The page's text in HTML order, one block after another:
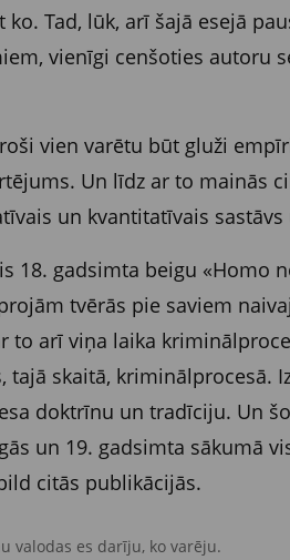
Tad, lūk, arī šajā esejā
vienīgi cenšoties autoru
vien varētu būt gluži
Un līdz ar to mainās
un kvantitatīvais
18. gadsimta beigu
tvērās pie saviem
to arī viņa laika
tajā skaitā, kriminālprocesā.
doktrīnu un tradīciju. Un
un 19. gadsimta sākumā
citās publikācijās.
es darīju, ko varēju.